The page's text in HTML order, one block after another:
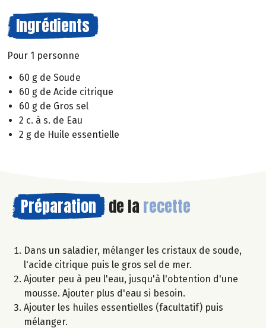
Ingrédients
Pour 1 personne
60 g de Soude
60 g de Acide citrique
60 g de Gros sel
2 c. à s. de Eau
2 g de Huile essentielle
Préparation de la recette
Dans un saladier, mélanger les cristaux de soude,
l'acide citrique puis le gros sel de mer.
Ajouter peu à peu l'eau, jusqu'à l'obtention d'une
mousse. Ajouter plus d'eau si besoin.
Ajouter les huiles essentielles (facultatif) puis
mélanger.